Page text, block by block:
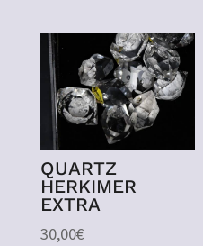
initial
était :
16,00€.
actuel
est :
8,00€.
QUARTZ
HERKIMER
EXTRA
30,00€